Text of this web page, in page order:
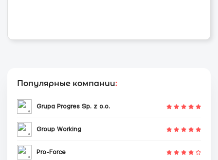
Популярные компании:
Grupa Progres Sp. z o.o.
Group Working
Pro-Force